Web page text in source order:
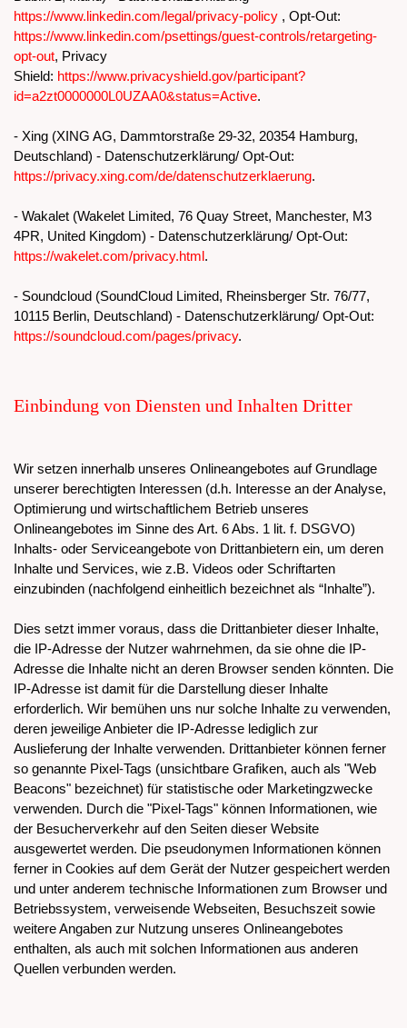
https://www.linkedin.com/legal/privacy-policy , Opt-Out:
https://www.linkedin.com/psettings/guest-controls/retargeting-
opt-out, Privacy
Shield: https://www.privacyshield.gov/participant?
id=a2zt0000000L0UZAA0&status=Active.
- Xing (XING AG, Dammtorstraße 29-32, 20354 Hamburg,
Deutschland) - Datenschutzerklärung/ Opt-Out:
https://privacy.xing.com/de/datenschutzerklaerung.
- Wakalet (Wakelet Limited, 76 Quay Street, Manchester, M3
4PR, United Kingdom) - Datenschutzerklärung/ Opt-Out:
https://wakelet.com/privacy.html.
- Soundcloud (SoundCloud Limited, Rheinsberger Str. 76/77,
10115 Berlin, Deutschland) - Datenschutzerklärung/ Opt-Out:
https://soundcloud.com/pages/privacy.
Einbindung von Diensten und Inhalten Dritter
Wir setzen innerhalb unseres Onlineangebotes auf Grundlage
unserer berechtigten Interessen (d.h. Interesse an der Analyse,
Optimierung und wirtschaftlichem Betrieb unseres
Onlineangebotes im Sinne des Art. 6 Abs. 1 lit. f. DSGVO)
Inhalts- oder Serviceangebote von Drittanbietern ein, um deren
Inhalte und Services, wie z.B. Videos oder Schriftarten
einzubinden (nachfolgend einheitlich bezeichnet als “Inhalte”).
Dies setzt immer voraus, dass die Drittanbieter dieser Inhalte,
die IP-Adresse der Nutzer wahrnehmen, da sie ohne die IP-
Adresse die Inhalte nicht an deren Browser senden könnten. Die
IP-Adresse ist damit für die Darstellung dieser Inhalte
erforderlich. Wir bemühen uns nur solche Inhalte zu verwenden,
deren jeweilige Anbieter die IP-Adresse lediglich zur
Auslieferung der Inhalte verwenden. Drittanbieter können ferner
so genannte Pixel-Tags (unsichtbare Grafiken, auch als "Web
Beacons" bezeichnet) für statistische oder Marketingzwecke
verwenden. Durch die "Pixel-Tags" können Informationen, wie
der Besucherverkehr auf den Seiten dieser Website
ausgewertet werden. Die pseudonymen Informationen können
ferner in Cookies auf dem Gerät der Nutzer gespeichert werden
und unter anderem technische Informationen zum Browser und
Betriebssystem, verweisende Webseiten, Besuchszeit sowie
weitere Angaben zur Nutzung unseres Onlineangebotes
enthalten, als auch mit solchen Informationen aus anderen
Quellen verbunden werden.